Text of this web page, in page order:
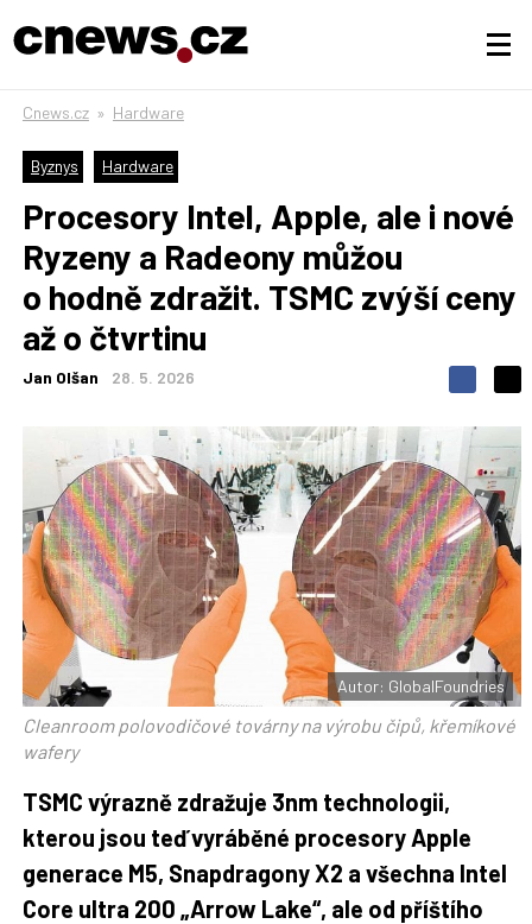
Cnews.cz » Hardware
Byznys Hardware
Procesory Intel, Apple, ale i nové
Ryzeny a Radeony můžou
o hodně zdražit. TSMC zvýší ceny
až o čtvrtinu
Jan Olšan 28. 5. 2026
S
l
e
t
S
j
t
e
n
a
F
a
c
e
b
o
o
k
e
t
e
n
a
s
Autor: GlobalFoundries
Cleanroom polovodičové továrny na výrobu čipů, křemíkové
wafery
TSMC výrazně zdražuje 3nm technologii,
kterou jsou teď vyráběné procesory Apple
generace M5, Snapdragony X2 a všechna Intel
Core ultra 200 „Arrow Lake“, ale od příštího